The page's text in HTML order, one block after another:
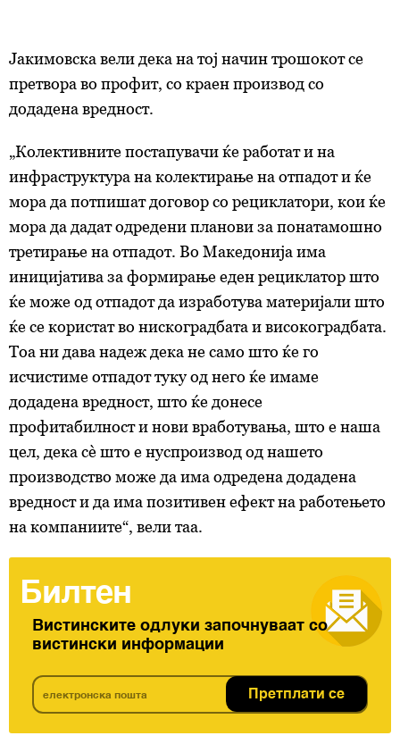
Јакимовскавелидека на тој начин трошокот се
претвора во профит, со краен производ со
додадена вредност.
„Колективните постапувачи ќе работат и на
инфраструктура на колектирање на отпадот и ќе
мора да потпишат договор со рециклатори, кои ќе
мора да дадат одредени планови за понатамошно
третирање на отпадот. Во Македонија има
иницијатива за формирање еден рециклатор што
ќе може од отпадот да изработува материјали што
ќе се користат во нискоградбата и високоградбата.
Тоа ни дава надеж дека не само што ќе го
исчистиме отпадот туку од него ќе имаме
додадена вредност, што ќе донесе
профитабилност и нови вработувања, што е наша
цел, дека сè што е нуспроизвод од нашето
производство може да има одредена додадена
вредност и да има позитивен ефект на работењето
на компаниите“, вели таа.
Билтен
Вистинските одлуки започнуваат со
вистински информации
Претплати се